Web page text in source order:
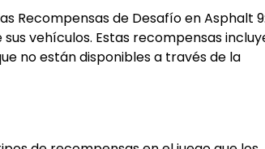
Recompensas de Desafío en Asphalt 9:
vehículos. Estas recompensas
no están disponibles a través de la